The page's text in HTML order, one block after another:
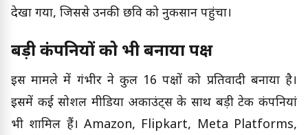
देखा गया, जिससे उनकी छवि को नुकसान पहुंचा।
बड़ी कंपनियों को भी बनाया पक्ष
इस मामले में गंभीर ने कुल 16 पक्षों को प्रतिवादी बनाया है।
इसमें कई सोशल मीडिया अकाउंट्स के साथ बड़ी टेक कंपनियां
भी शामिल हैं। Amazon, Flipkart, Meta Platforms,